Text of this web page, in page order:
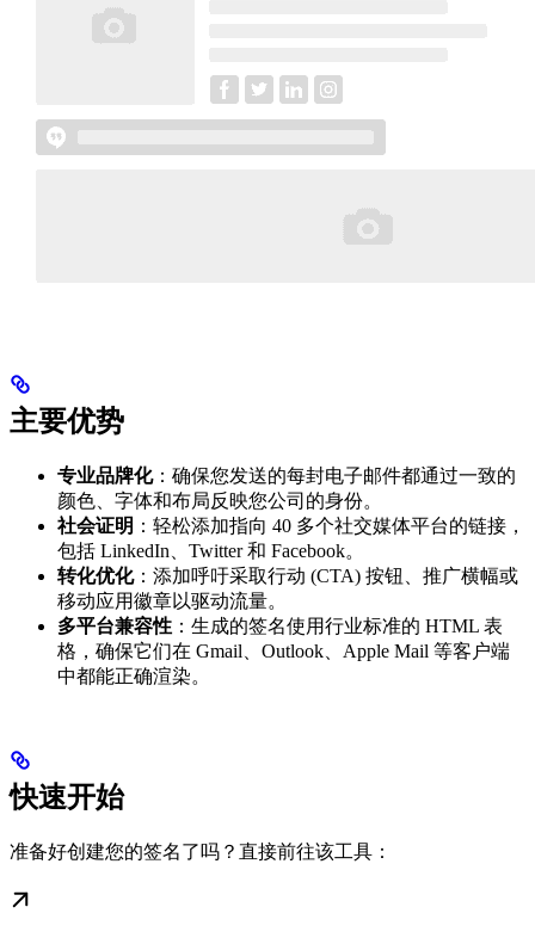
主要优势
专业品牌化：确保您发送的每封电子邮件都通过一致的
颜色、字体和布局反映您公司的身份。
社会证明 ：轻松添加指向 40 多个社交媒体平台的链接，
包括 LinkedIn、Twitter 和 Facebook。
转化优化：添加呼吁采取行动 (CTA) 按钮、推广横幅或
移动应用徽章以驱动流量。
多平台兼容性 ：生成的签名使用行业标准的 HTML 表
格，确保它们在 Gmail、Outlook、Apple Mail 等客户端
中都能正确渲染。
快速开始
准备好创建您的签名了吗？直接前往该工具：